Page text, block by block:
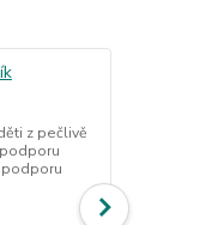
z pečlivě
podporu
posílení
bylinným